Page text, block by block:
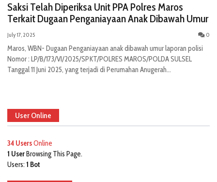
Saksi Telah Diperiksa Unit PPA Polres Maros
Terkait Dugaan Penganiayaan Anak Dibawah Umur
July 17, 2025 0
Maros, WBN- Dugaan Penganiayaan anak dibawah umur laporan polisi
Nomor : LP/B/173/VI/2025/SPKT/POLRES MAROS/POLDA SULSEL
Tanggal 11 Juni 2025, yang terjadi di Perumahan Anugerah...
User Online
34 UsersOnline
1 User Browsing This Page.
Users: 1 Bot